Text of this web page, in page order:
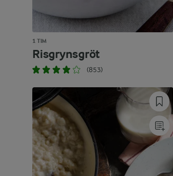
1 TIM
Risgrynsgröt
(853)